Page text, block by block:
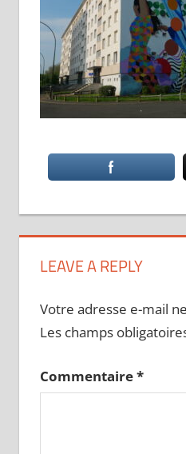
LEAVE A REPLY
Votre adresse e-mail
Les champs
Commentaire*